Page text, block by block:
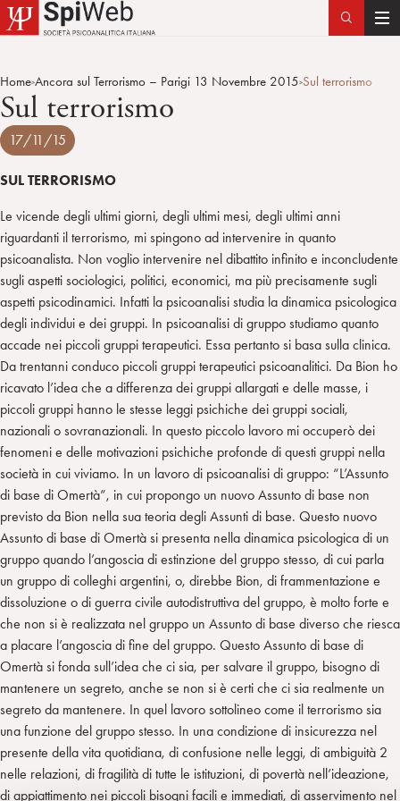
T
a
i
n
Home>Ancora sul Terrorismo – Parigi 13 Novembre 2015>Sul terrorismo
Sul terrorismo
17/11/15
SUL TERRORISMO
Le vicende degli ultimi giorni, degli ultimi mesi, degli ultimi anni
riguardanti il terrorismo, mi spingono ad intervenire in quanto
psicoanalista. Non voglio intervenire nel dibattito infinito e inconcludente
sugli aspetti sociologici, politici, economici, ma più precisamente sugli
aspetti psicodinamici. Infatti la psicoanalisi studia la dinamica psicologica
degli individui e dei gruppi. In psicoanalisi di gruppo studiamo quanto
accade nei piccoli gruppi terapeutici. Essa pertanto si basa sulla clinica.
Da trentanni conduco piccoli gruppi terapeutici psicoanalitici. Da Bion ho
ricavato l’idea che a differenza dei gruppi allargati e delle masse, i
piccoli gruppi hanno le stesse leggi psichiche dei gruppi sociali,
nazionali o sovranazionali. In questo piccolo lavoro mi occuperò dei
fenomeni e delle motivazioni psichiche profonde di questi gruppi nella
società in cui viviamo. In un lavoro di psicoanalisi di gruppo: “L’Assunto
di base di Omertà”, in cui propongo un nuovo Assunto di base non
previsto da Bion nella sua teoria degli Assunti di base. Questo nuovo
Assunto di base di Omertà si presenta nella dinamica psicologica di un
gruppo quando l’angoscia di estinzione del gruppo stesso, di cui parla
un gruppo di colleghi argentini, o, direbbe Bion, di frammentazione e
dissoluzione o di guerra civile autodistruttiva del gruppo, è molto forte e
che non si è realizzata nel gruppo un Assunto di base diverso che riesca
a placare l’angoscia di fine del gruppo. Questo Assunto di base di
Omertà si fonda sull’idea che ci sia, per salvare il gruppo, bisogno di
mantenere un segreto, anche se non si è certi che ci sia realmente un
segreto da mantenere. In quel lavoro sottolineo come il terrorismo sia
una funzione del gruppo stesso. In una condizione di insicurezza nel
presente della vita quotidiana, di confusione nelle leggi, di ambiguità 2
nelle relazioni, di fragilità di tutte le istituzioni, di povertà nell’ideazione,
di appiattimento nei piccoli bisogni facili e immediati, di asservimento nel